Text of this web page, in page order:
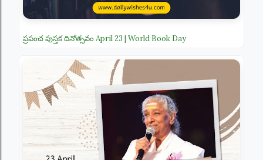
ప్రపంచ పుస్తక దినోత్సవం April 23 | World Book Day